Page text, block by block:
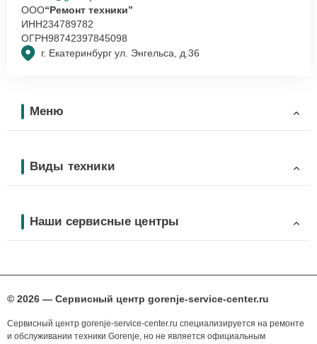
г. Екатеринбург ул. Энгельса, д.36
ООО“Ремонт техники”
ИНН234789782
ОГРН98742397845098
Меню
Виды техники
Наши сервисные центры
© 2026 — Сервисный центр gorenje-service-center.ru
Сервисный центр gorenje-service-center.ru специализируется на ремонте
и обслуживании техники Gorenje, но не является официальным